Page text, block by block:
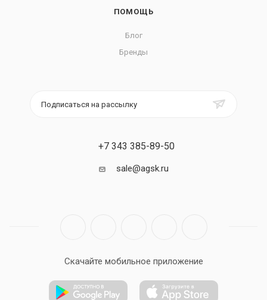
ПОМОЩЬ
Блог
Бренды
Подписаться на рассылку
+7 343 385-89-50
sale@agsk.ru
Скачайте мобильное приложение